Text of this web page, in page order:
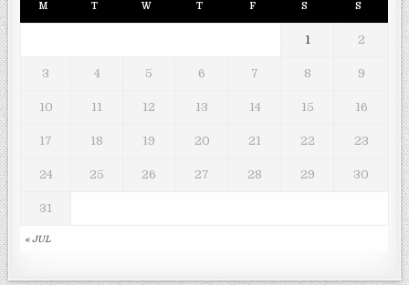
M T W T F S S
« JUL
1 2
3 4 5 6 7 8 9
10 11 12 13 14 15 16
17 18 19 20 21 22 23
24 25 26 27 28 29 30
31